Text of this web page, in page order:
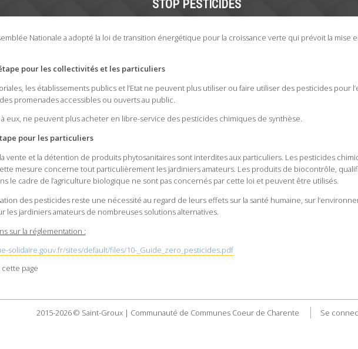
STOP PESTICIDES
Nationale a adopté la loi de transition énergétique pour la croissance verte qui prévoit la mise
pour les collectivités et les particuliers
les établissements publics et l’Etat ne peuvent plus utiliser ou faire utiliser des pesticides pour
promenades accessibles ou ouverts au public.
eux, ne peuvent plus acheter en libre-service des pesticides chimiques de synthèse.
pour les particuliers
vente et la détention de produits phytosanitaires sont interdites aux particuliers. Les pesticides
mesure concerne tout particulièrement les jardiniers amateurs. Les produits de biocontrôle,
le cadre de l’agriculture biologique ne sont pas concernés par cette loi et peuvent être utilisés.
des pesticides reste une nécessité au regard de leurs effets sur la santé humaine, sur
les jardiniers amateurs de nombreuses solutions alternatives.
sur la réglementation :
solidaire.gouv.fr/sites/default/files/10-_Guide_zero_pesticides.pdf
cette page
2015-2026 © Saint-Groux | Communauté de Communes Coeur de Charente Se